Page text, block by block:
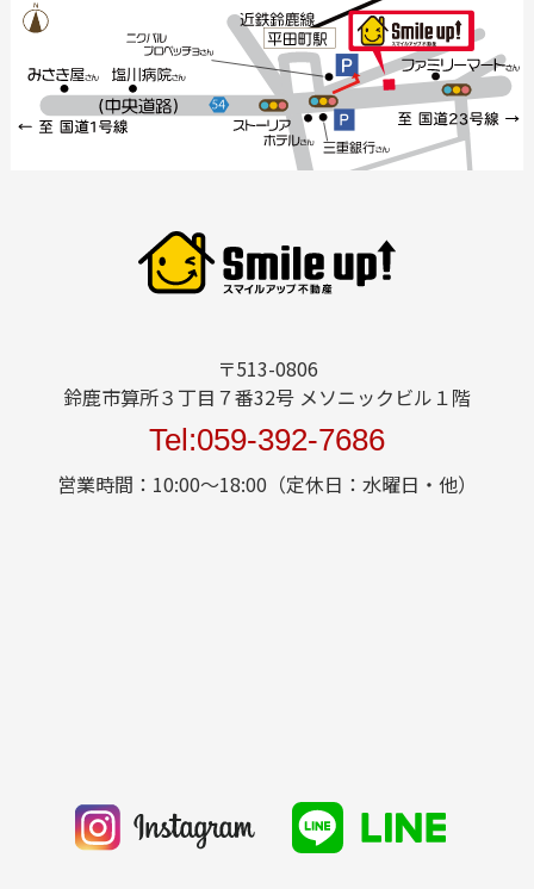
〒513-0806
鈴鹿市算所３丁目７番32号 メソニックビル１階
Tel:059-392-7686
営業時間：10:00～18:00（定休日：水曜日・他）